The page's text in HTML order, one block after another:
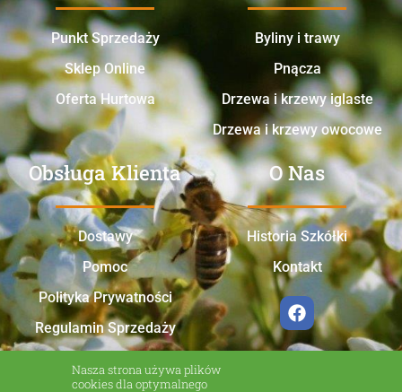
Punkt Sprzedaży
Sklep Online
Oferta Hurtowa
Byliny i trawy
Pnącza
Drzewa i krzewy iglaste
Drzewa i krzewy owocowe
Obsługa Klienta
Dostawy
Pomoc
Polityka Prywatności
Regulamin Sprzedaży
O Nas
Historia Szkółki
Kontakt
Nasza strona używa plików
cookies dla optymalnego